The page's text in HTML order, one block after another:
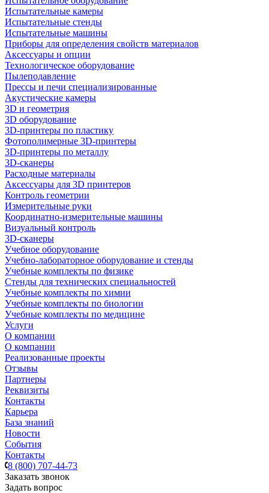
Испытательные камеры
Испытательные стенды
Испытательные машины
Приборы для определения свойств материалов
Аксессуары и опции
Технологическое оборудование
Пылеподавление
Прессы и печи специализированные
Акустические камеры
3D и геометрия
3D оборудование
3D-принтеры по пластику
Фотополимерные 3D-принтеры
3D-принтеры по металлу
3D-сканеры
Расходные материалы
Аксессуары для 3D принтеров
Контроль геометрии
Измерительные руки
Координатно-измерительные машины
Визуальный контроль
3D-сканеры
Учебное оборудование
Учебно-лабораторное оборудование и стенды
Учебные комплекты по физике
Стенды для технических специальностей
Учебные комплекты по химии
Учебные комплекты по биологии
Учебные комплекты по медицине
Услуги
О компании
О компании
Реализованные проекты
Отзывы
Партнеры
Реквизиты
Контакты
Карьера
База знаний
Новости
События
Контакты
8 (800) 707-44-73
Заказать звонок
Задать вопрос